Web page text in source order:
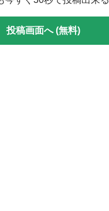
投稿画面へ (無料)